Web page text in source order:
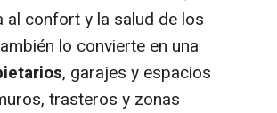
confort y la salud de los
lo convierte en una
, garajes y espacios
trasteros y zonas